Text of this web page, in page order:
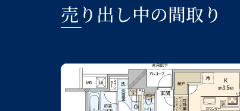
売り出し中の間取り